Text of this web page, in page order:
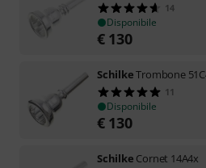
14
Disponibile
€ 130
SchilkeTrombone
11
Disponibile
€ 130
Schilke Cornet 14A4x